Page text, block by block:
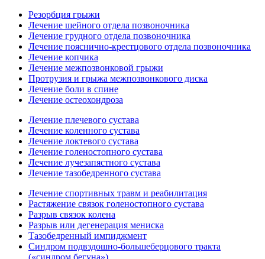
Резорбция грыжи
Лечение шейного отдела позвоночника
Лечение грудного отдела позвоночника
Лечение пояснично-крестцового отдела позвоночника
Лечение копчика
Лечение межпозвонковой грыжи
Протрузия и грыжа межпозвонкового диска
Лечение боли в спине
Лечение остеохондроза
Лечение плечевого сустава
Лечение коленного сустава
Лечение локтевого сустава
Лечение голеностопного сустава
Лечение лучезапястного сустава
Лечение тазобедренного сустава
Лечение спортивных травм и реабилитация
Растяжение связок голеностопного сустава
Разрыв связок колена
Разрыв или дегенерация мениска
Тазобедренный импиджмент
Синдром подвздошно-большеберцового тракта
(«синдром бегуна»)